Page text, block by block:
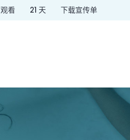
观看 21 天 下载宣传单